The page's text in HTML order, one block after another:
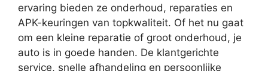
ervaring bieden ze onderhoud, reparaties en
APK-keuringen van topkwaliteit. Of het nu gaat
om een kleine reparatie of groot onderhoud, je
auto is in goede handen. De klantgerichte
service, snelle afhandeling en persoonlijke